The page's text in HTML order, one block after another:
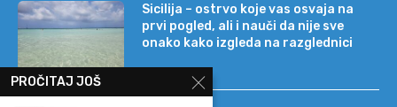
Sicilija – ostrvo koje vas osvaja na
prvi pogled, ali i nauči da nije sve
onako kako izgleda na razglednici
PROČITAJ JOŠ